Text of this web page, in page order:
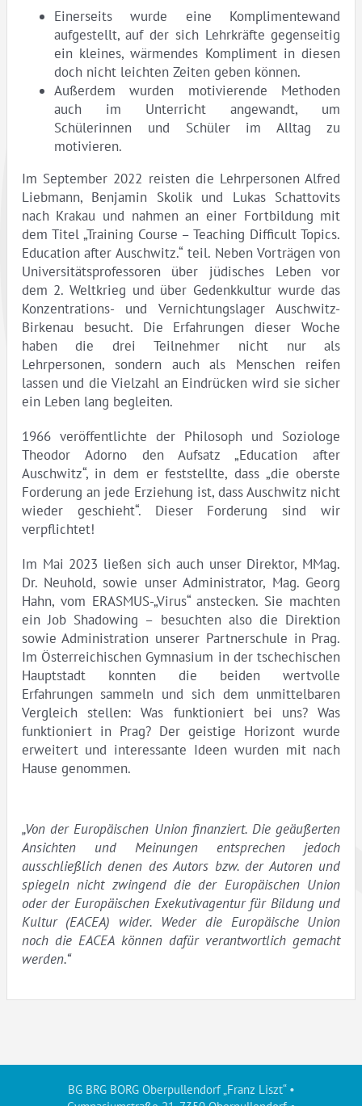
Einerseits wurde eine Komplimentewand
aufgestellt, auf der sich Lehrkräfte gegenseitig
ein kleines, wärmendes Kompliment in diesen
doch nicht leichten Zeiten geben können.
Außerdem wurden motivierende Methoden
auch im Unterricht angewandt, um
Schülerinnen und Schüler im Alltag zu
motivieren.
Im September 2022 reisten die Lehrpersonen Alfred
Liebmann, Benjamin Skolik und Lukas Schattovits
nach Krakau und nahmen an einer Fortbildung mit
dem Titel „Training Course – Teaching Difficult Topics.
Education after Auschwitz.“ teil. Neben Vorträgen von
Universitätsprofessoren über jüdisches Leben vor
dem 2. Weltkrieg und über Gedenkkultur wurde das
Konzentrations- und Vernichtungslager Auschwitz-
Birkenau besucht. Die Erfahrungen dieser Woche
haben die drei Teilnehmer nicht nur als
Lehrpersonen, sondern auch als Menschen reifen
lassen und die Vielzahl an Eindrücken wird sie sicher
ein Leben lang begleiten.
1966 veröffentlichte der Philosoph und Soziologe
Theodor Adorno den Aufsatz „Education after
Auschwitz“, in dem er feststellte, dass „die oberste
Forderung an jede Erziehung ist, dass Auschwitz nicht
wieder geschieht“. Dieser Forderung sind wir
verpflichtet!
Im Mai 2023 ließen sich auch unser Direktor, MMag.
Dr. Neuhold, sowie unser Administrator, Mag. Georg
Hahn, vom ERASMUS-„Virus“ anstecken. Sie machten
ein Job Shadowing – besuchten also die Direktion
sowie Administration unserer Partnerschule in Prag.
Im Österreichischen Gymnasium in der tschechischen
Hauptstadt konnten die beiden wertvolle
Erfahrungen sammeln und sich dem unmittelbaren
Vergleich stellen: Was funktioniert bei uns? Was
funktioniert in Prag? Der geistige Horizont wurde
erweitert und interessante Ideen wurden mit nach
Hause genommen.
„Von der Europäischen Union finanziert. Die geäußerten
Ansichten und Meinungen entsprechen jedoch
ausschließlich denen des Autors bzw. der Autoren und
spiegeln nicht zwingend die der Europäischen Union
oder der Europäischen Exekutivagentur für Bildung und
Kultur (EACEA) wider. Weder die Europäische Union
noch die EACEA können dafür verantwortlich gemacht
werden.“
BG BRG BORG Oberpullendorf „Franz Liszt“ •